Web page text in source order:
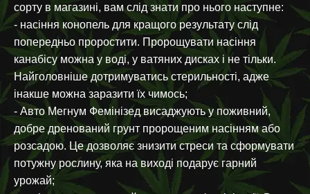
сорту в магазині, вам слід знати про нього наступне:
- насіння конопель для кращого результату слід
попередньо проростити. Пророщувати насіння
канабісу можна у воді, у ватяних дисках і не тільки.
Найголовніше дотримуватись стерильності, адже
інакше можна заразити їх чимось;
- Авто Мегнум Фемінізед висаджують у поживний,
добре дренований грунт пророщеним насінням або
розсадою. Це дозволяє знизити стреси та сформувати
потужну рослину, яка на виході подарує гарний
урожай;